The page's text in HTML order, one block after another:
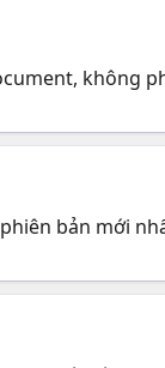
không
bản mới